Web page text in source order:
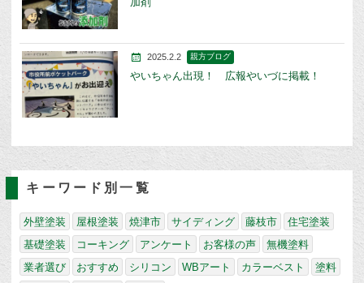
2025.2.2 親方ブログ
やいちゃん出現！ 広報やいづに掲載！
キーワード別一覧
外壁塗装 屋根塗装 焼津市 サイディング 藤枝市
住宅塗装
基礎塗装
コーキング アンケート お客様の声
無機塗料
業者選び
おすすめ シリコン WBアート カラーベスト
塗料